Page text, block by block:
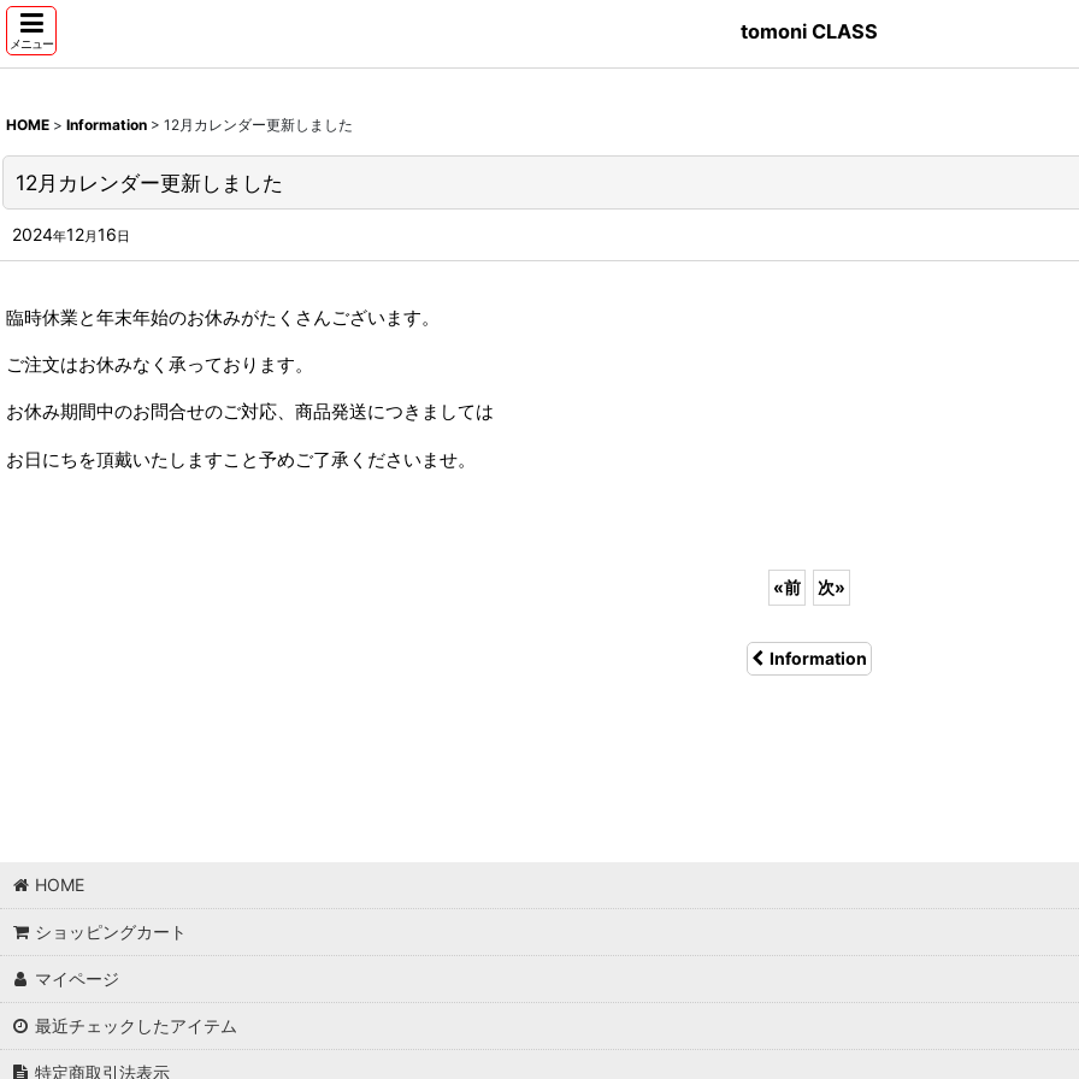
メニュー
tomoni CLASS
HOME > Information > 12月カレンダー更新しました
12月カレンダー更新しました
2024年12月16日
臨時休業と年末年始のお休みがたくさんございます。
ご注文はお休みなく承っております。
お休み期間中のお問合せのご対応、商品発送につきましては
お日にちを頂戴いたしますこと予めご了承くださいませ。
«前 次»
Information
HOME
ショッピングカート
マイページ
最近チェックしたアイテム
特定商取引法表示